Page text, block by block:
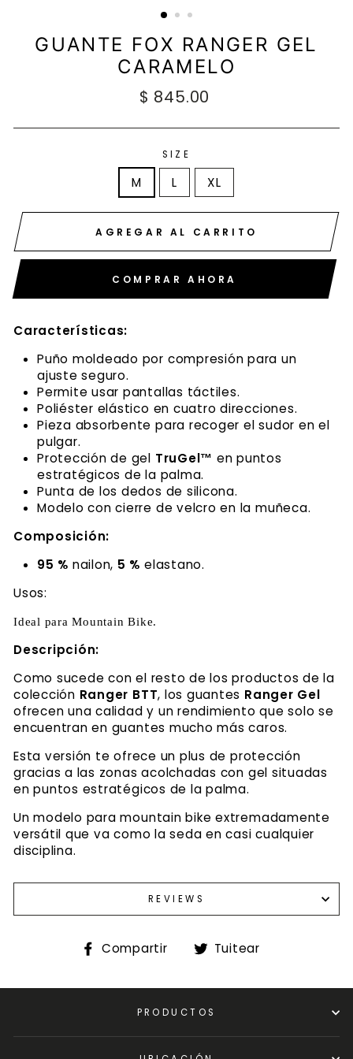
GUANTE FOX RANGER GEL
CARAMELO
Precio
$ 845.00
SIZE
M L XL
AGREGAR AL CARRITO
COMPRAR AHORA
Características:
Puño moldeado por compresión para un
ajuste seguro.
Permite usar pantallas táctiles.
Poliéster elástico en cuatro direcciones.
Pieza absorbente para recoger el sudor en el
pulgar.
Protección de gel TruGel™ en puntos
estratégicos de la palma.
Punta de los dedos de silicona.
Modelo con cierre de velcro en la muñeca.
Composición:
95 % nailon, 5 % elastano.
Usos:
Ideal para Mountain Bike.
Descripción:
Como sucede con el resto de los productos de la
colección Ranger BTT, los guantes Ranger Gel
ofrecen una calidad y un rendimiento que solo se
encuentran en guantes mucho más caros.
Esta versión te ofrece un plus de protección
gracias a las zonas acolchadas con gel situadas
en puntos estratégicos de la palma.
Un modelo para mountain bike extremadamente
versátil que va como la seda en casi cualquier
disciplina.
REVIEWS
Compartir
Compartir
Tuitear
PRODUCTOS